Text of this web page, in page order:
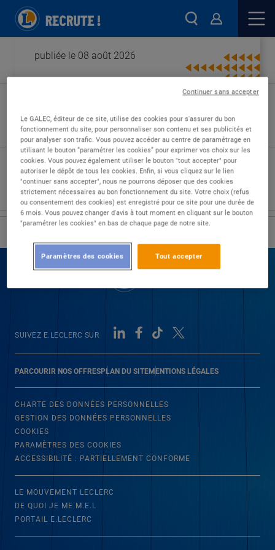
publiée le 08 août 2026
Type de contrat :
Expérience :
Études :
PARCOURIR NOS OFFRESPLAN DU SITEMENTIONS LÉGALES
SUIVEZ E.LECLERC SUR
CHARTE DES DONNÉES PERSONNELLES
GESTION DES DONNÉES PERSONNELLES
COOKIES
PARAMÈTRES DES COOKIES
ACCESSIBILITÉ : PARTIELLEMENT CONFORME
LE MOUVEMENT LECLERC
DE QUOI JE ME M.E.L
PORTAIL E.LECLERC
Le GALEC, éditeur de ce site, utilise des cookies pour s'assurer du bon
fonctionnement du site, pour personnaliser son contenu et ses publicités et
pour analyser son trafic. Vous pouvez accéder au centre de paramétrage en
utilisant le bouton “paramétrer les cookies” pour exprimer vos choix sur les
cookies. Vous pouvez également utiliser le bouton "tout accepter" pour
autoriser le dépôt de tous les cookies. Enfin, si vous cliquez sur le lien
"continuer sans accepter", nous ne pourrons déposer que des cookies
strictement nécessaires au bon fonctionnement du site. Votre choix (refus
ou consentement des cookies) est enregistré pour ce site pour une durée de
6 mois. Vous pouvez changer d'avis à tout moment en cliquant sur le bouton
"paramétrer les cookies" en bas de chaque page de notre site.
Tout accepter
Paramètres des cookies
Continuer sans accepter